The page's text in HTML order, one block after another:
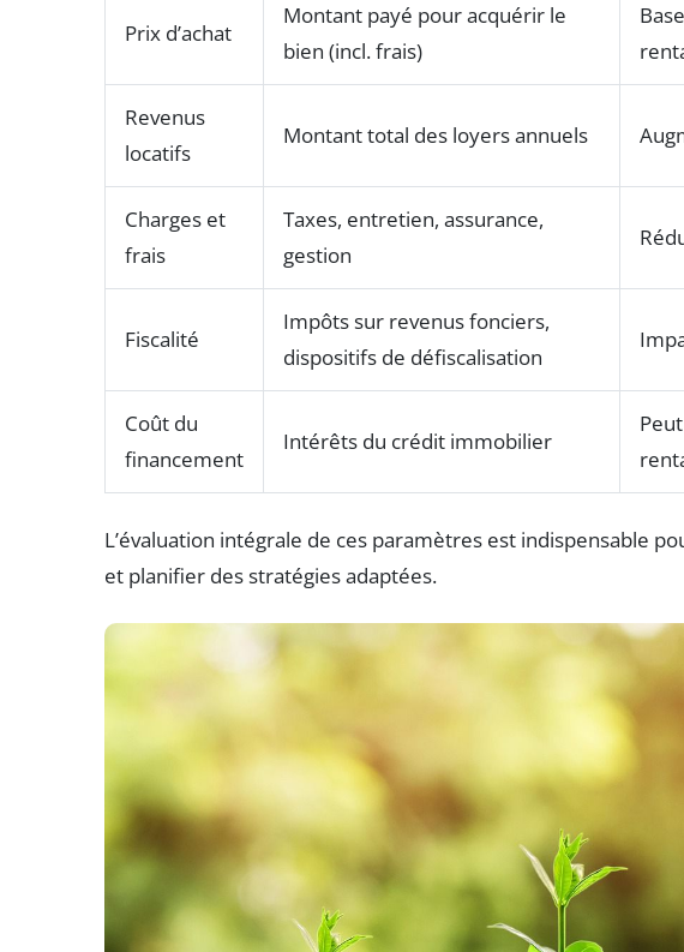
Prix d’achat
Montant payé pour acquérir le
bien (incl. frais)
Revenus
locatifs
Montant total des loyers annuels
Charges et
frais
Taxes, entretien, assurance,
gestion
Fiscalité
Impôts sur revenus fonciers,
dispositifs de défiscalisation
Coût du
financement
Intérêts du crédit immobilier
L’évaluation intégrale de ces paramètres est indispensable
et planifier des stratégies adaptées.